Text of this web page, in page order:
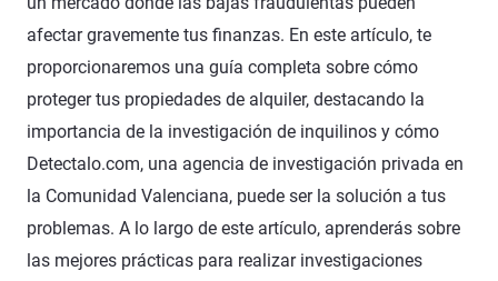
afectar gravemente tus finanzas. En este artículo, te
proporcionaremos una guía completa sobre cómo
proteger tus propiedades de alquiler, destacando la
importancia de la investigación de inquilinos y cómo
Detectalo.com, una agencia de investigación privada en
la Comunidad Valenciana, puede ser la solución a tus
problemas. A lo largo de este artículo, aprenderás sobre
las mejores prácticas para realizar investigaciones